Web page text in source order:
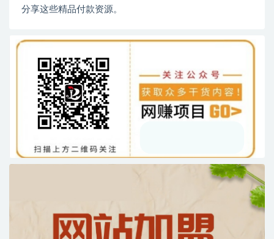
分享这些精品付款资源。